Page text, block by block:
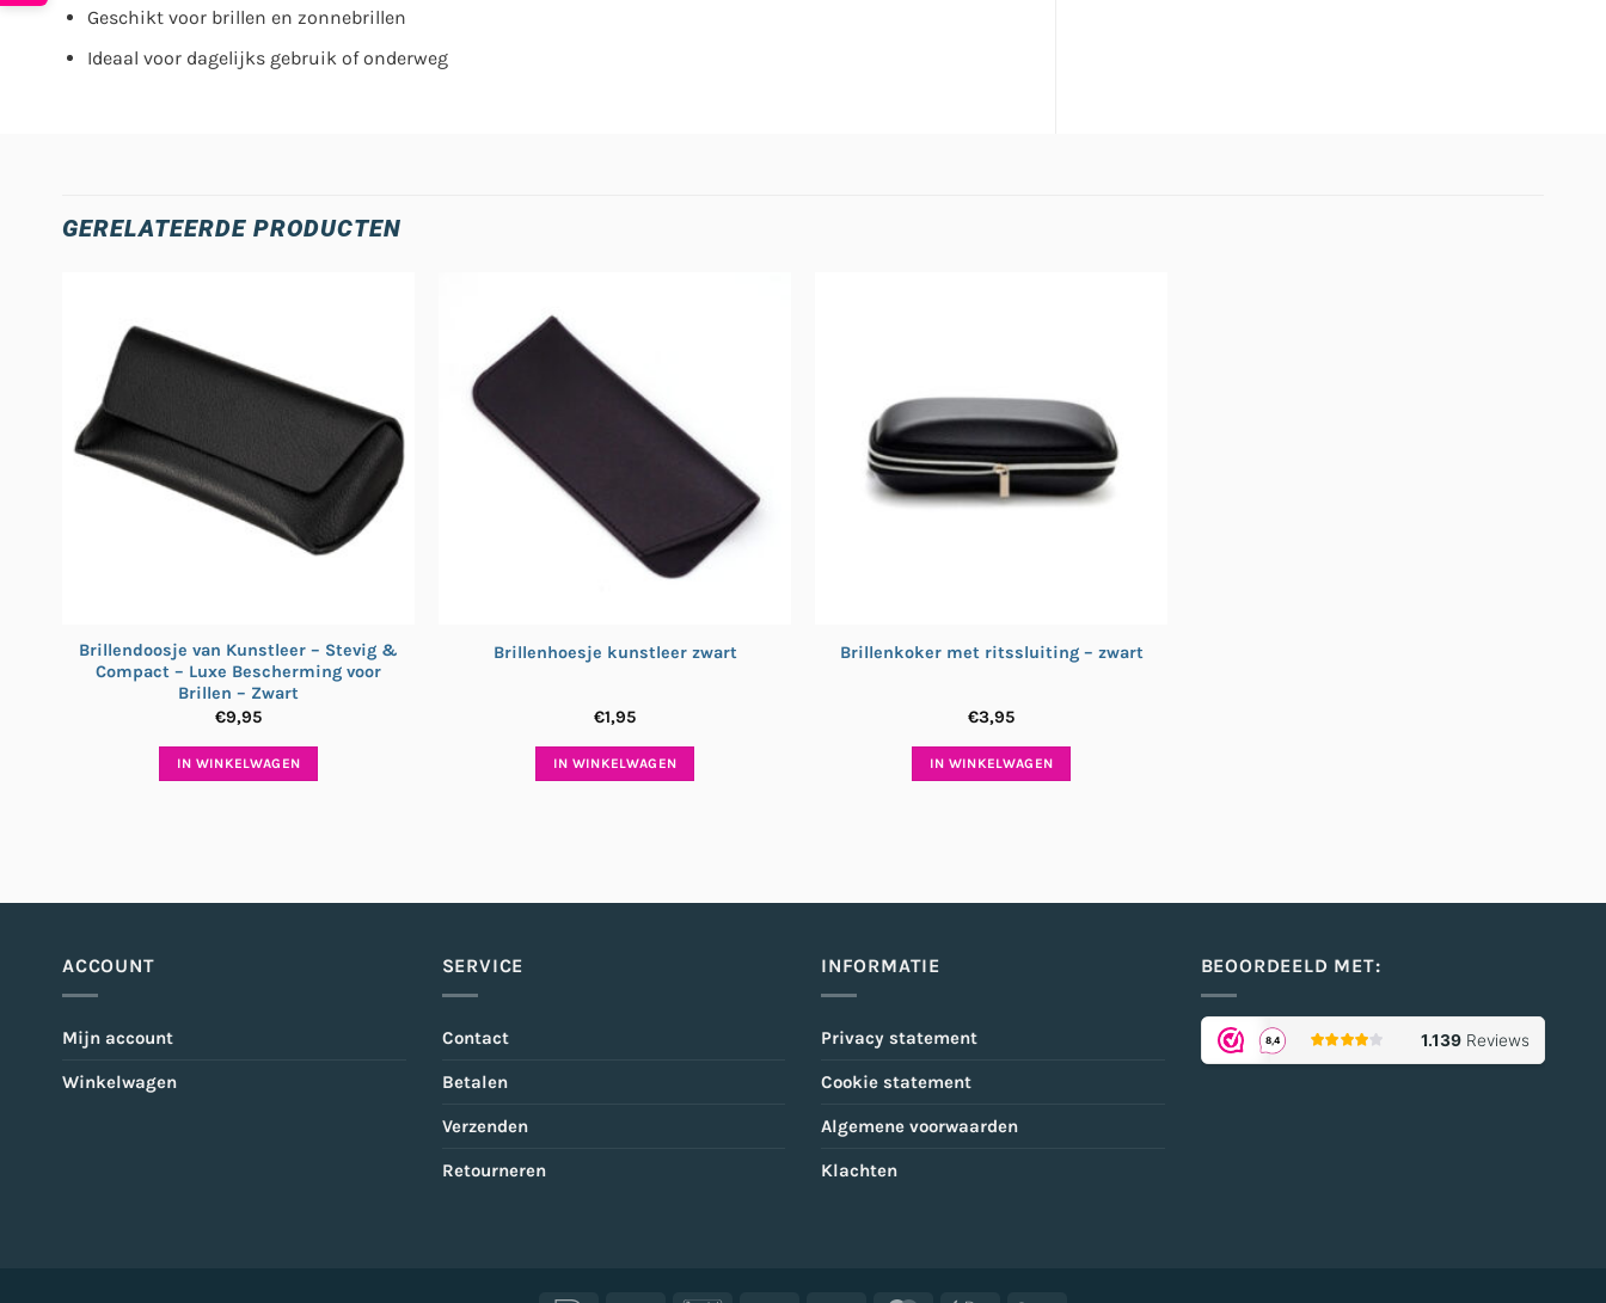
Geschikt voor brillen en zonnebrillen
Ideaal voor dagelijks gebruik of onderweg
GERELATEERDE PRODUCTEN
Brillendoosje van Kunstleer – Stevig &
Compact – Luxe Bescherming voor
Brillen – Zwart
€9,95
IN WINKELWAGEN
Brillenhoesje kunstleer zwart
€1,95
IN WINKELWAGEN
Brillenkoker met ritssluiting – zwart
€3,95
IN WINKELWAGEN
ACCOUNT
Mijn account
Winkelwagen
SERVICE
Contact
Betalen
Verzenden
Retourneren
INFORMATIE
Privacy statement
Cookie statement
Algemene voorwaarden
Klachten
BEOORDEELD MET: